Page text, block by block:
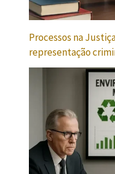
Processos na
representação